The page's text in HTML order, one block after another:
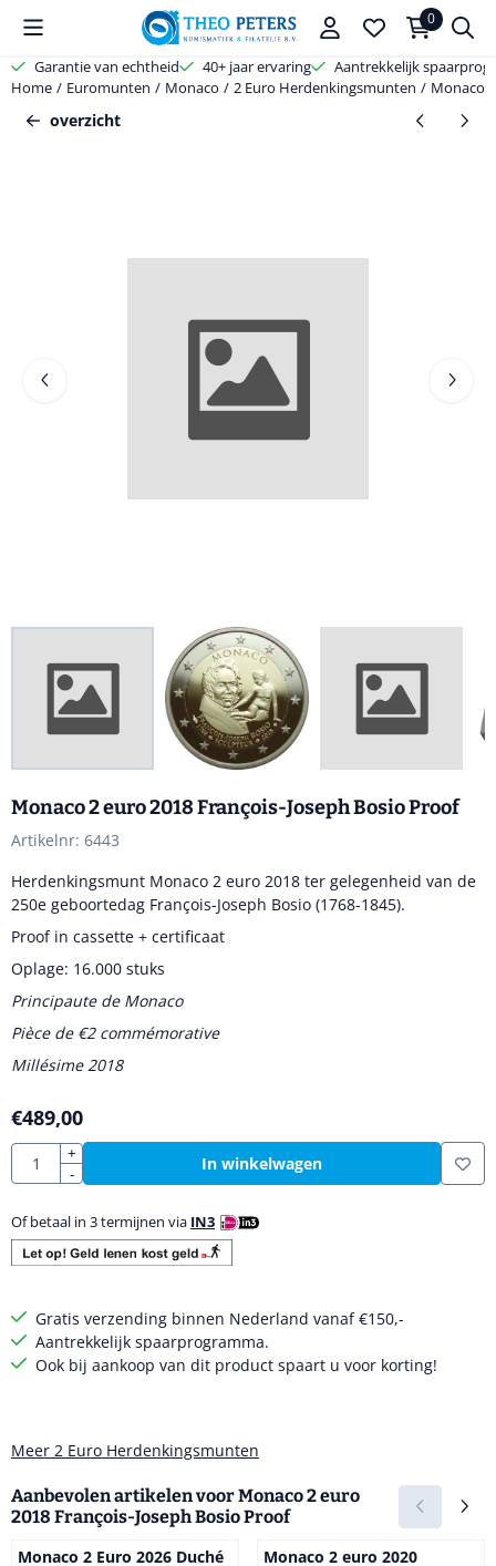
Cookievoorkeuren zijn beschikbaar. Kies instellingen of sta alle
0
Garantie van echtheid 40+ jaar ervaring
Aantrekkelijk
Home / Euromunten / Monaco / 2 Euro Herdenkingsmunten / Monaco
overzicht
Monaco 2 euro 2018 François-Joseph Bosio Proof
Artikelnr: 6443
Herdenkingsmunt Monaco 2 euro 2018 ter gelegenheid van de
250e geboortedag François-Joseph Bosio (1768-1845).
Proof in cassette + certificaat
Oplage: 16.000 stuks
Principaute de Monaco
Pièce de €2 commémorative
Millésime 2018
€489,00
Aantal
+
-
In winkelwagen
Of betaal in 3 termijnen via IN3
Gratis verzending binnen Nederland vanaf €150,-
Aantrekkelijk spaarprogramma.
Ook bij aankoop van dit product spaart u voor korting!
Meer 2 Euro Herdenkingsmunten
Aanbevolen artikelen voorMonaco 2 euro
2018 François-Joseph Bosio Proof
Monaco 2 Euro 2026 Duché
Monaco 2 euro 2020